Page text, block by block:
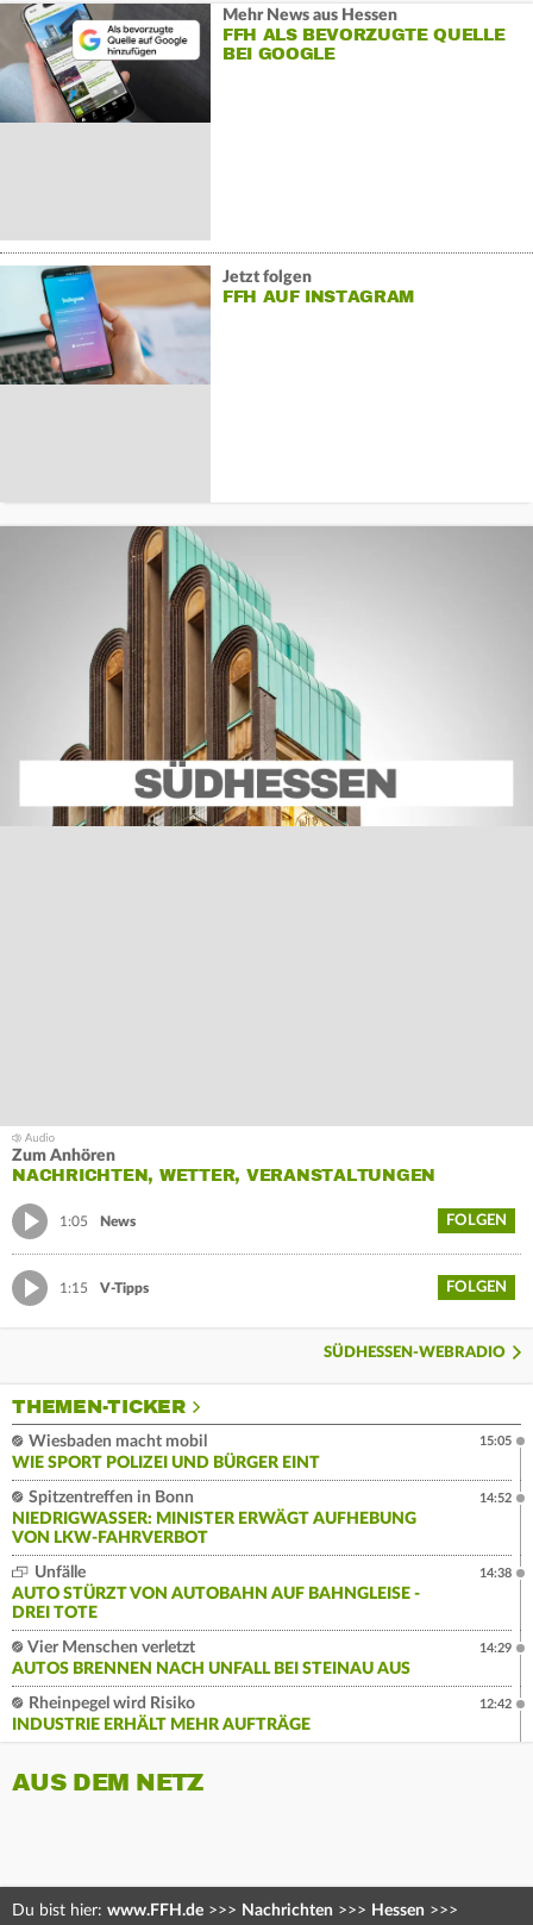
Mehr News aus Hessen
FFH ALS BEVORZUGTE QUELLE
BEI GOOGLE
Jetzt folgen
FFH AUF INSTAGRAM
Zum Anhören
NACHRICHTEN, WETTER, VERANSTALTUNGEN
1:05 News FOLGEN
1:15 V-Tipps FOLGEN
SÜDHESSEN-WEBRADIO
THEMEN-TICKER
Wiesbaden macht mobil
WIE SPORT POLIZEI UND BÜRGER EINT
15:05
Spitzentreffen in Bonn
NIEDRIGWASSER: MINISTER ERWÄGT AUFHEBUNG
VON LKW-FAHRVERBOT
14:52
Unfälle
AUTO STÜRZT VON AUTOBAHN AUF BAHNGLEISE -
DREI TOTE
14:38
Vier Menschen verletzt
AUTOS BRENNEN NACH UNFALL BEI STEINAU AUS
14:29
Rheinpegel wird Risiko
INDUSTRIE ERHÄLT MEHR AUFTRÄGE
12:42
AUS DEM NETZ
Du bist hier: www.FFH.de >>> Nachrichten >>> Hessen >>>